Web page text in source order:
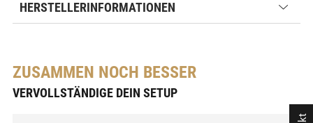
HERSTELLERINFORMATIONEN
ZUSAMMEN NOCH BESSER
VERVOLLSTÄNDIGE DEIN SETUP